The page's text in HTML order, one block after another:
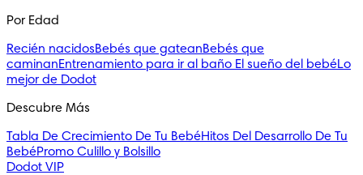
Por Edad
Recién nacidosBebés que gateanBebés que
caminanEntrenamiento para ir al baño El sueño del bebéLo
mejor de Dodot
Descubre Más
Tabla De Crecimiento De Tu BebéHitos Del Desarrollo De Tu
BebéPromo Culillo y Bolsillo
Dodot VIP